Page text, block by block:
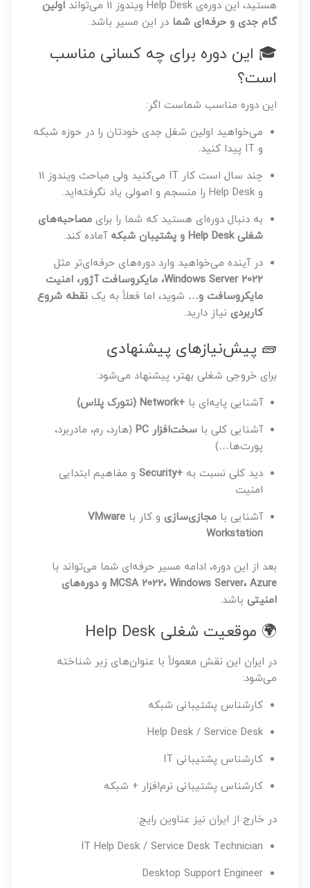
هستید، این دوره‌ی Help Desk ویندوز 11 می‌تواند
اولین
گام جدی و حرفه‌ای شما در این مسیر باشد.
🎓 این دوره برای چه کسانی مناسب
است؟
این دوره مناسب شماست اگر:
می‌خواهید اولین شغل جدی خودتان را در حوزه شبکه
و IT پیدا کنید.
چند سال است کار IT می‌کنید ولی مباحث ویندوز 11
و Help Desk را منسجم و اصولی یاد نگرفته‌اید.
به دنبال دوره‌ای هستید که شما را برای مصاحبه‌های
شغلی Help Desk و پشتیبان شبکه
آماده کند.
در آینده می‌خواهید وارد دوره‌های حرفه‌ای‌تر مثل
Windows Server 2022، مایکروسافت آژور، امنیت
مایکروسافت و… شوید، اما فعلاً به یک نقطه شروع
کاربردینیاز دارید.
🧱 پیش‌نیازهای پیشنهادی
برای خروجی شغلی بهتر، پیشنهاد می‌شود:
آشنایی پایه‌ای با +Network (نتورک پلاس)
آشنایی کلی با سخت‌افزار PC
(هارد، رم، مادربرد،
پورت‌ها…)
دید کلی نسبت به +Security
و مفاهیم ابتدایی
امنیت
آشنایی با مجازی‌سازیو کار با VMware
Workstation
بعد از این دوره، ادامه مسیر حرفه‌ای شما می‌تواند با
MCSA 2022، Windows Server، Azure و دوره‌های
امنیتیباشد.
🌍 موقعیت شغلی Help Desk
در ایران این نقش معمولاً با عنوان‌های زیر شناخته
می‌شود:
کارشناس پشتیبانی شبکه
Help Desk / Service Desk
کارشناس پشتیبانی IT
کارشناس پشتیبانی نرم‌افزار + شبکه
در خارج از ایران نیز عناوین رایج:
IT Help Desk / Service Desk Technician
Desktop Support Engineer